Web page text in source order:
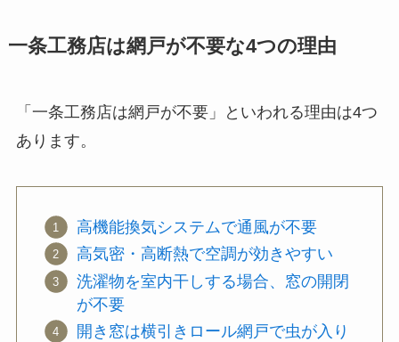
一条工務店は網戸が不要な4つの理由
「一条工務店は網戸が不要」といわれる理由は4つ
あります。
高機能換気システムで通風が不要
高気密・高断熱で空調が効きやすい
洗濯物を室内干しする場合、窓の開閉
が不要
開き窓は横引きロール網戸で虫が入り